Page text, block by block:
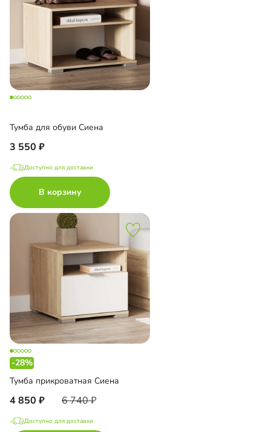
Тумба для обуви Сиена
3 550
Доступно для доставки
В корзину
-28%
Тумба прикроватная Сиена
4 850 6 740
Доступно для доставки